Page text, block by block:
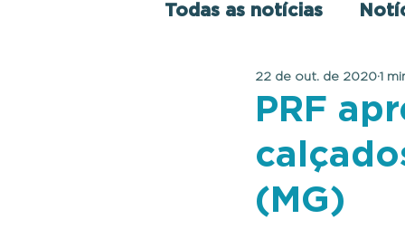
Todas as notícias
PRF
(MG)
22 de out. de 2020 1